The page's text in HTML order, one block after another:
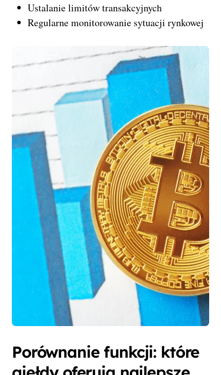
Ustalanie limitów transakcyjnych
Regularne monitorowanie sytuacji rynkowej
Porównanie funkcji: które